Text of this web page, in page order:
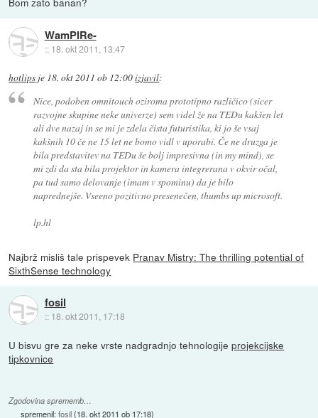
WamPIRe-
:: 18. okt 2011, 13:47
hotlips je 18. okt 2011 ob 12:00izjavil:
Nice, podoben omnitouch oziroma prototipno različico (sicer
razvojne skupine neke univerze) sem videl že na TEDu kakšen let
ali dve nazaj in se mi je zdela čista futuristika, ki jo še vsaj
kakšnih 10 če ne 15 let ne bomo vidl v uporabi. Če ne druzga je
bila predstavitev na TEDu še bolj impresivna (in my mind), se
mi zdi da sta bila projektor in kamera integrerana v okvir očal,
pa tud samo delovanje (imam v spominu) da je bilo
naprednejše. Vseeno pozitivno presenečen, thumbs up microsoft.
lp.hl
Najbrž misliš tale prispevek Pranav Mistry: The thrilling potential of
SixthSense technology
fosil
:: 18. okt 2011, 17:18
U bisvu gre za neke vrste nadgradnjo tehnologijeprojekcijske
tipkovnice
Zgodovina sprememb…
spremenil:fosil(18. okt 2011 ob 17:18)